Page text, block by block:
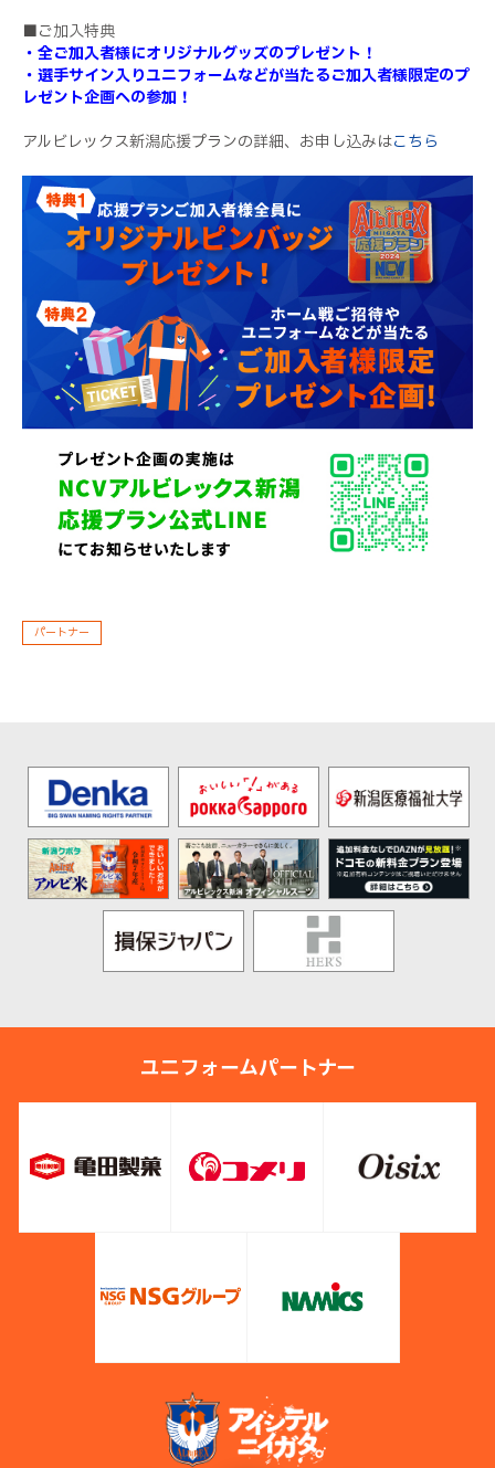
■ご加入特典
・全ご加入者様にオリジナルグッズのプレゼント！
・選手サイン入りユニフォームなどが当たるご加入者様限定のプ
レゼント企画への参加！
アルビレックス新潟応援プランの詳細、お申し込みはこちら
パートナー
ユニフォームパートナー